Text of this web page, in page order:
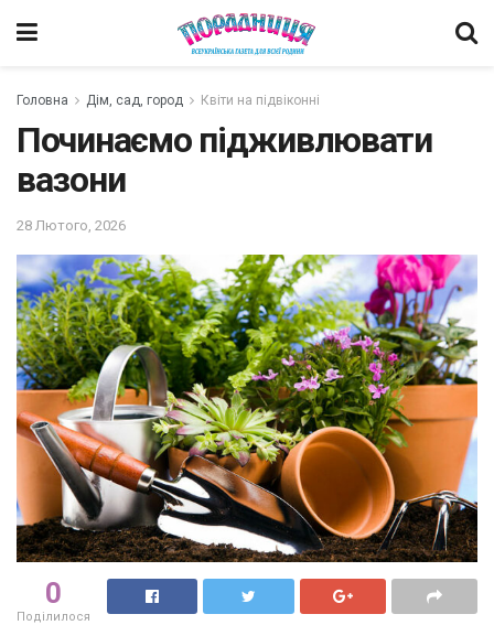
Головна Дім, сад, город Квіти на підвіконні
Починаємо підживлювати
вазони
28 Лютого, 2026
0
Поділилося